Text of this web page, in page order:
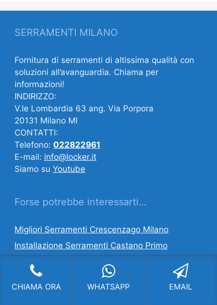
SERRAMENTI MILANO
Fornitura di serramenti di altissima qualità con
soluzioni all’avanguardia. Chiama per
informazioni!
INDIRIZZO:
V.le Lombardia 63 ang. Via Porpora
20131 Milano MI
CONTATTI:
Telefono: 022822961
E-mail: info@locker.it
Siamo su Youtube
Forse potrebbe interessarti…
Migliori Serramenti Crescenzago Milano
Installazione Serramenti Castano Primo
Serramenti Agevolazioni Fiscali QT 8 Milano
Fornitura Serramenti Concorezzo
CHIAMA ORA WHATSAPP EMAIL